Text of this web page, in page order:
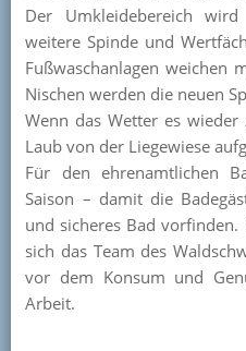
Unterstützer
Team
Pressearchiv
Mitglied werden
Der Umkleidebereich
weitere Spinde und
Fußwaschanlagen weichen
Nischen werden die neuen
Wenn das Wetter es
Laub von der Liegewiese
Für den ehrenamtlichen
Saison – damit die
und sicheres Bad
sich das Team des
vor dem Konsum und
Arbeit.